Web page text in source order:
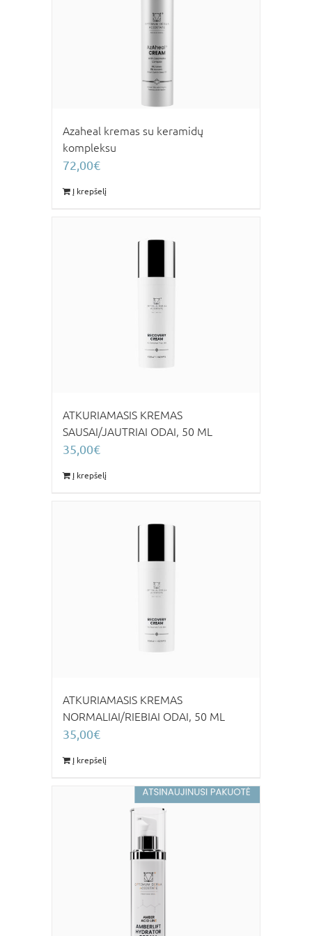
Azaheal kremas su keramidų
kompleksu
72,00€
Į krepšelį
ATKURIAMASIS KREMAS
SAUSAI/JAUTRIAI ODAI, 50 ML
35,00€
Į krepšelį
ATKURIAMASIS KREMAS
NORMALIAI/RIEBIAI ODAI, 50 ML
35,00€
Į krepšelį